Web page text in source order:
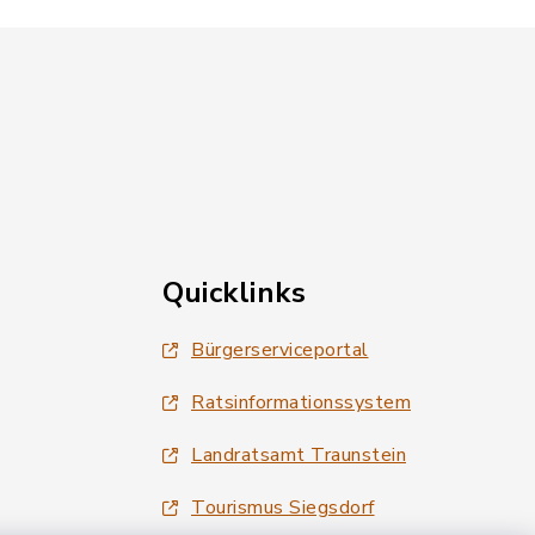
Quicklinks
Bürgerserviceportal
Ratsinformationssystem
Landratsamt Traunstein
Tourismus Siegsdorf